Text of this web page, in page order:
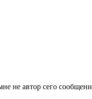
не автор сего